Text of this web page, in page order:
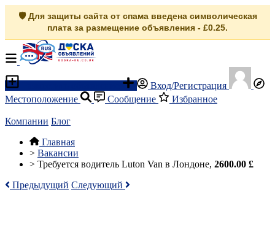
🛡️ Для защиты сайта от спама введена символическая
плата за размещение объявления - £0.25.
Вход/Регистрация
Местоположение
Сообщение Избранное
Компании Блог
Главная
> Вакансии
> Требуется водитель Luton Van в Лондоне, 2600.00 £
Предыдущий Следующий